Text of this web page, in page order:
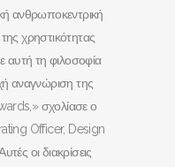
ανθρωποκεντρική
χρηστικότητας
αυτή τη φιλοσοφία
αναγνώριση της
σχολίασε ο
Officer, Design
οι διακρίσεις